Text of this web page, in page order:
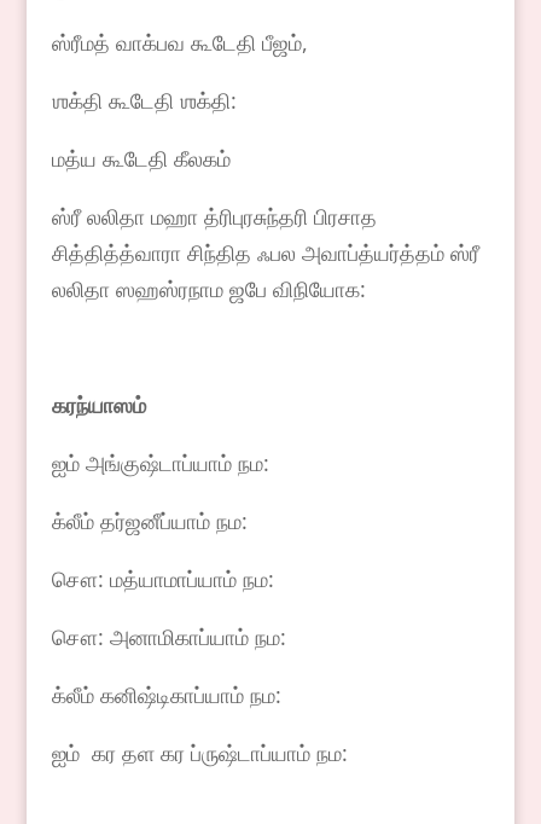
ஸ்ரீமத் வாக்பவ கூடேதி பீஜம்,
ஶக்தி கூடேதி ஶக்தி:
மத்ய கூடேதி கீலகம்
ஸ்ரீ லலிதா மஹா த்ரிபுரசுந்தரி பிரசாத
சித்தித்த்வாரா சிந்தித ஃபல அவாப்த்யர்த்தம் ஸ்ரீ
லலிதா ஸஹஸ்ரநாம ஜபே விநியோக:
கரந்யாஸம்
ஐம் அங்குஷ்டாப்யாம் நம:
க்லீம் தர்ஜனீப்யாம் நம:
சௌ: மத்யாமாப்யாம் நம:
சௌ: அனாமிகாப்யாம் நம:
க்லீம் கனிஷ்டிகாப்யாம் நம:
ஐம் கர தள கர ப்ருஷ்டாப்யாம் நம: